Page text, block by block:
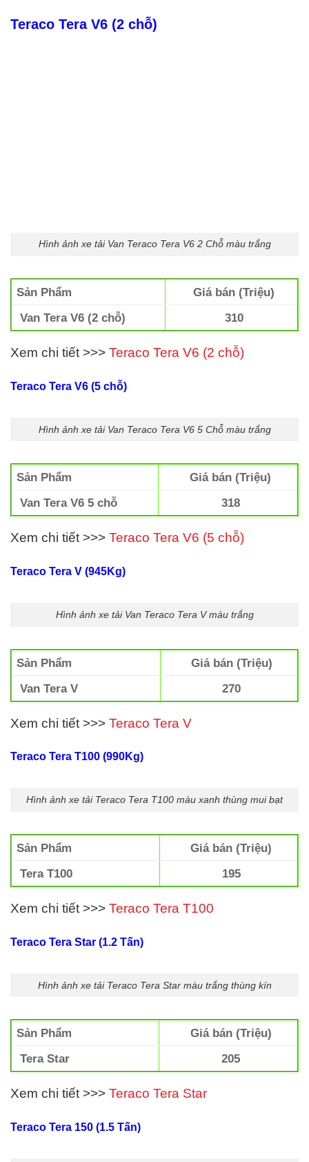
Teraco Tera V6 (2 chỗ)
Hình ảnh xe tải Van Teraco Tera V6 2 Chỗ màu trắng
Sản Phẩm
Giá bán (Triệu)
Van Tera V6 (2 chỗ)
310
Xem chi tiết >>> Teraco Tera V6 (2 chỗ)
Teraco Tera V6 (5 chỗ)
Hình ảnh xe tải Van Teraco Tera V6 5 Chỗ màu trắng
Sản Phẩm
Giá bán (Triệu)
Van Tera V6 5 chỗ
318
Xem chi tiết >>> Teraco Tera V6 (5 chỗ)
Teraco Tera V (945Kg)
Hình ảnh xe tải Van Teraco Tera V màu trắng
Sản Phẩm
Giá bán (Triệu)
Van Tera V
270
Xem chi tiết >>> Teraco Tera V
Teraco Tera T100 (990Kg)
Hình ảnh xe tải Teraco Tera T100 màu xanh thùng mui bạt
Sản Phẩm
Giá bán (Triệu)
Tera T100
195
Xem chi tiết >>> Teraco Tera T100
Teraco Tera Star (1.2 Tấn)
Hình ảnh xe tải Teraco Tera Star màu trắng thùng kín
Sản Phẩm
Giá bán (Triệu)
Tera Star
205
Xem chi tiết >>> Teraco Tera Star
Teraco Tera 150 (1.5 Tấn)